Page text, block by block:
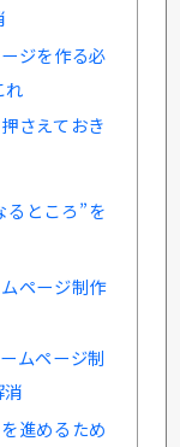
ジを作る必
れ
さえておき
るところ”を
ページ制作
ムページ制
進めるため